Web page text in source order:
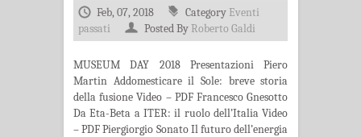
Feb, 07, 2018 Category Eventi
passati
Posted ByRoberto Galdi
MUSEUM DAY 2018 Presentazioni Piero
Martin Addomesticare il Sole: breve storia
della fusione Video – PDF Francesco Gnesotto
Da Eta-Beta a ITER: il ruolo dell’Italia Video
– PDF Piergiorgio Sonato Il futuro dell’energia